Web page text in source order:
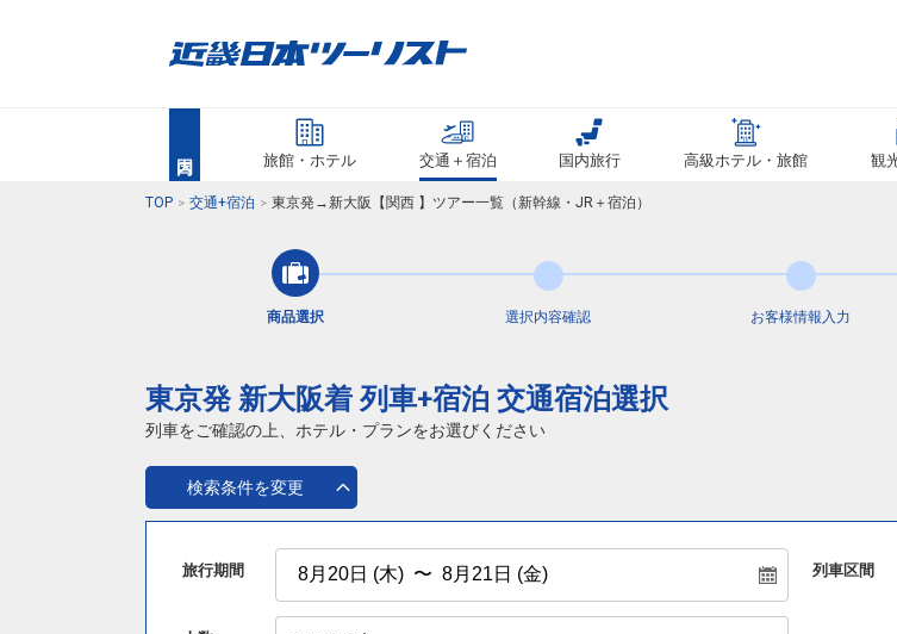
旅館・ホテル 交通＋宿泊 国内旅行 高級ホテル・旅館 観
TOP 交通+宿泊 東京発→新大阪【関西 】ツアー一覧（新幹線・JR＋宿泊）
商品選択 選択内容確認 お客様情報 入力
東京発 新大阪着 列車+宿泊 交通宿泊選択
列車をご確認の上、ホテル・プランをお選びください
検索条件を変更
旅行期間 列車区間